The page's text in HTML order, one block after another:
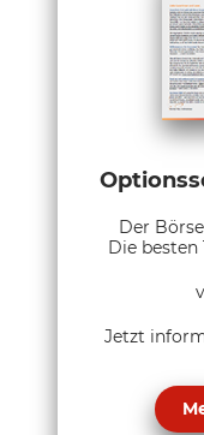
Der
Die
Jetzt